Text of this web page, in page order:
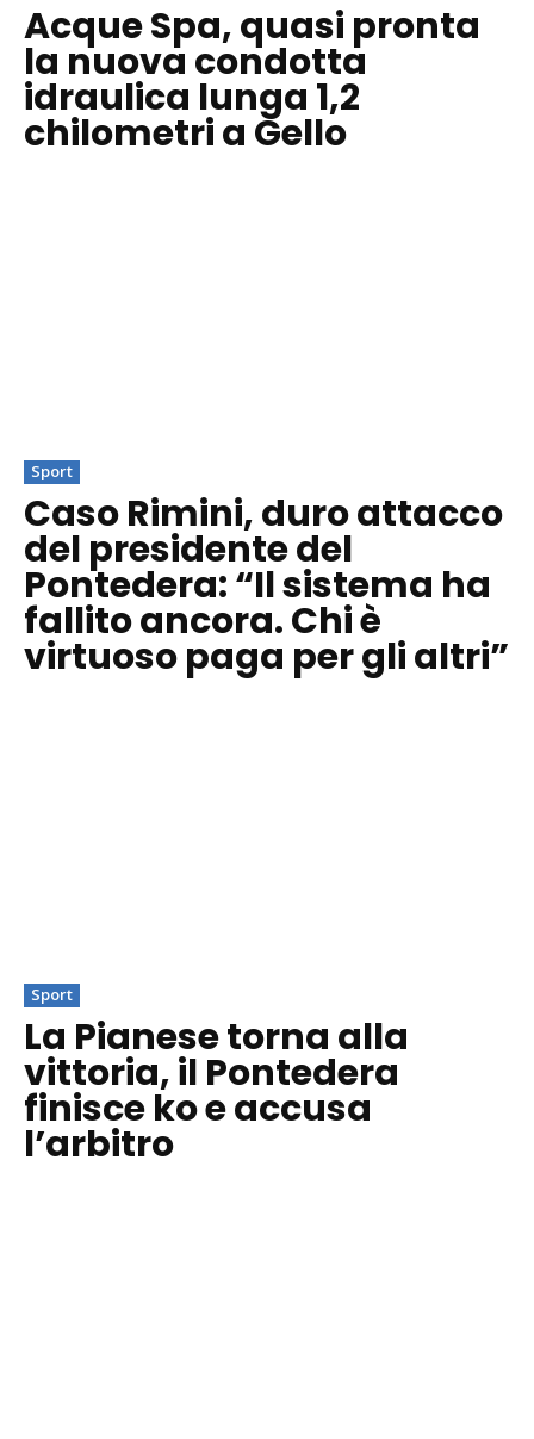
Acque Spa, quasi pronta
la nuova condotta
idraulica lunga 1,2
chilometri a Gello
Sport
Caso Rimini, duro attacco
del presidente del
Pontedera: “Il sistema ha
fallito ancora. Chi è
virtuoso paga per gli altri”
Sport
La Pianese torna alla
vittoria, il Pontedera
finisce ko e accusa
l’arbitro